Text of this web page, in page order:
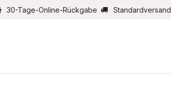
30-Tage-Online-Rückgabe Standardversand